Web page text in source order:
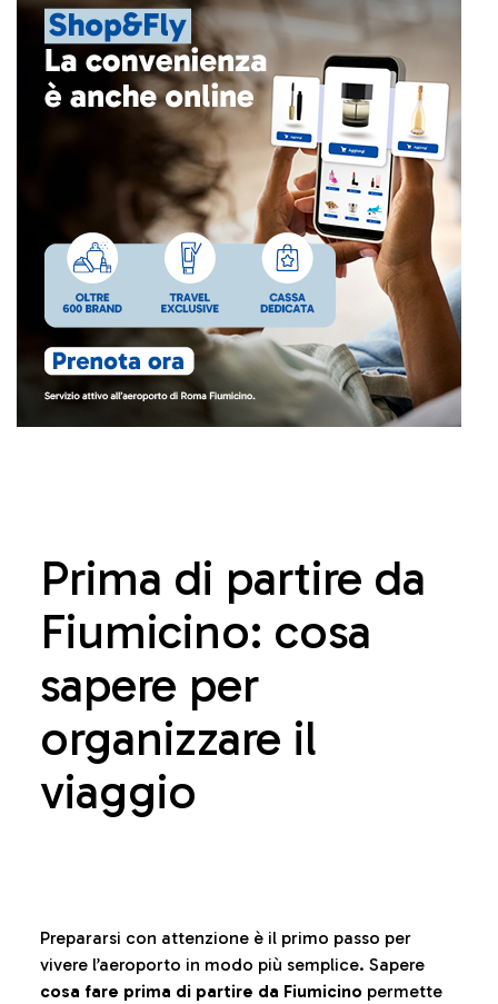
Prima di partire da
Fiumicino: cosa
sapere per
organizzare il
viaggio
Prepararsi con attenzione è il primo passo per
vivere l’aeroporto in modo più semplice. Sapere
cosa fare prima di partire da Fiumicino permette